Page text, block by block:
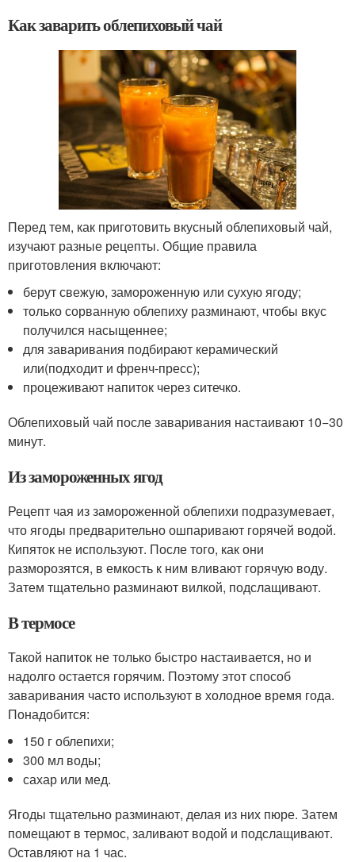
Как заварить облепиховый чай
Перед тем, как приготовить вкусный облепиховый чай,
изучают разные рецепты. Общие правила
приготовления включают:
берут свежую, замороженную или сухую ягоду;
только сорванную облепиху разминают, чтобы вкус
получился насыщеннее;
для заваривания подбирают керамический
или(подходит и френч-пресс);
процеживают напиток через ситечко.
Облепиховый чай после заваривания настаивают 10−30
минут.
Из замороженных ягод
Рецепт чая из замороженной облепихи подразумевает,
что ягоды предварительно ошпаривают горячей водой.
Кипяток не используют. После того, как они
разморозятся, в емкость к ним вливают горячую воду.
Затем тщательно разминают вилкой, подслащивают.
В термосе
Такой напиток не только быстро настаивается, но и
надолго остается горячим. Поэтому этот способ
заваривания часто используют в холодное время года.
Понадобится:
150 г облепихи;
300 мл воды;
сахар или мед.
Ягоды тщательно разминают, делая из них пюре. Затем
помещают в термос, заливают водой и подслащивают.
Оставляют на 1 час.